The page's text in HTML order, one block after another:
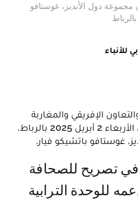
دول الأنديز، غوستافو
للأنباء
الإفريقي والمغاربة
المقيمين بالخارج، ناصر بوريطة، الأربعاء 2 أبريل 2025 بالرباط،
غوستافو باتشيكو فيار.
للوحدة الترابية